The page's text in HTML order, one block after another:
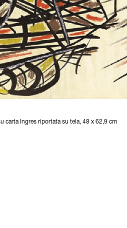
carta Ingres riportata su tela, 48 x 62,9 cm